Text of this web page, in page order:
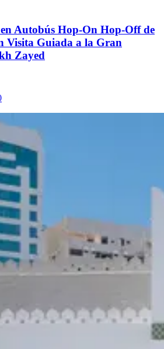
Autobús Hop-On Hop-Off de
Visita Guiada a la Gran
Zayed